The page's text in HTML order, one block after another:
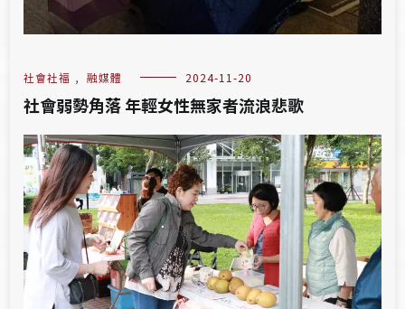
社會社福 , 融媒體 2024-11-20
社會弱勢角落 年輕女性無家者流浪悲歌